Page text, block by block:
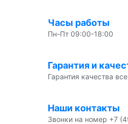
Часы работы
Пн-Пт 09:00-18:00
Гарантия и
Гарантия качества
Наши контакты
Звонки на номер +7